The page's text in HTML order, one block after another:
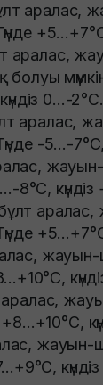
аралас,
аралас,
болуы
0...-2°C.
аралас,
-5...-7°C,
8°C, күндіз
аралас,